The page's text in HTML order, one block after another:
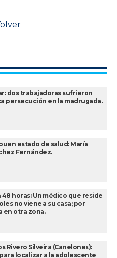
dos trabajadoras sufrieron
persecución en la madrugada.
estado de salud: María
Fernández.
48 horas: Un médico que reside
no viene a su casa; por
en otra zona.
Rivero Silveira (Canelones):
localizar a la adolescente